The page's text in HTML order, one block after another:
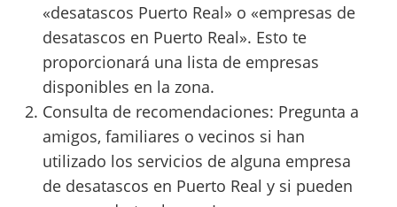
«desatascos Puerto Real» o «empresas de
desatascos en Puerto Real». Esto te
proporcionará una lista de empresas
disponibles en la zona.
Consulta de recomendaciones: Pregunta a
amigos, familiares o vecinos si han
utilizado los servicios de alguna empresa
de desatascos en Puerto Real y si pueden